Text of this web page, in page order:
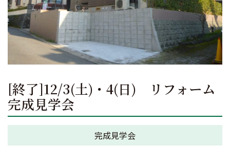
[終了]12/3(土)・4(日) リフォーム
完成見学会
完成見学会